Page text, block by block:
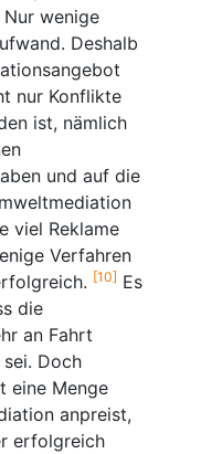
wenige
Deshalb
nur Konflikte
ist, nämlich
und auf die
viel Reklame
Verfahren
[10] Es
die
an Fahrt
Doch
eine Menge
anpreist,
erfolgreich